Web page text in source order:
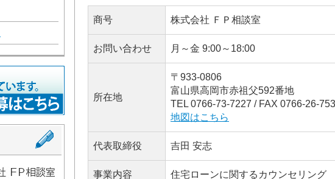
商号 株式会社 ＦＰ相談室
お問い合わせ 月～金 9:00～18:00
所在地
〒933-0806
富山県高岡市赤祖父592番地
TEL 0766-73-7227 / FAX 0766-26-
地図はこちら
代表取締役 吉田 安志
事業内容 住宅ローンに関するカウンセリング